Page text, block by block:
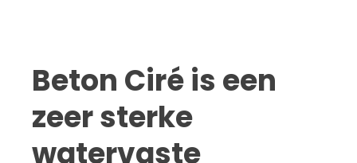
Beton Ciré is een
zeer sterke
watervaste